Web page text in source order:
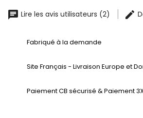
Lire les avis utilisateurs (2)
Fabriqué à la demande
Site Français - Livraison Europe et
Paiement CB sécurisé & Paiement